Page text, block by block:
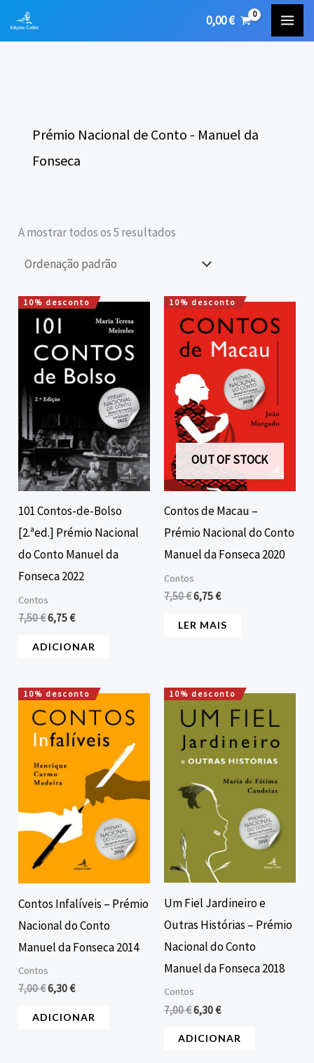
0,00€
Prémio Nacional de Conto - Manuel da
Fonseca
A mostrar todos os 5 resultados
10% desconto
101 Contos-de-Bolso
[2.ªed.] Prémio Nacional
do Conto Manuel da
Fonseca 2022
Contos
7,50€
O
preço
original
era:
7,50 €.
6,75€
O
preço
é:
6,75 €.
ADICIONAR
10% desconto
OUT OF STOCK
Contos de Macau –
Prémio Nacional do Conto
Manuel da Fonseca 2020
Contos
7,50€
O
preço
original
era:
7,50 €.
6,75€
O
preço
atual
é:
6,75 €.
LER MAIS
10% desconto
Contos Infalíveis – Prémio
Nacional do Conto
Manuel da Fonseca 2014
Contos
7,00€
O
preço
original
era:
6,30€
O
preço
atual
é:
ADICIONAR
10% desconto
Um Fiel Jardineiro e
Outras Histórias – Prémio
Nacional do Conto
Manuel da Fonseca 2018
Contos
7,00€
O
preço
original
era:
7,00 €.
6,30€
O
preço
atual
é:
6,30 €.
ADICIONAR